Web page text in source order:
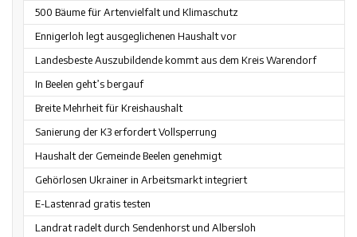
500 Bäume für Artenvielfalt und Klimaschutz
Ennigerloh legt ausgeglichenen Haushalt vor
Landesbeste Auszubildende kommt aus dem Kreis Warendorf
In Beelen geht’s bergauf
Breite Mehrheit für Kreishaushalt
Sanierung der K3 erfordert Vollsperrung
Haushalt der Gemeinde Beelen genehmigt
Gehörlosen Ukrainer in Arbeitsmarkt integriert
E-Lastenrad gratis testen
Landrat radelt durch Sendenhorst und Albersloh